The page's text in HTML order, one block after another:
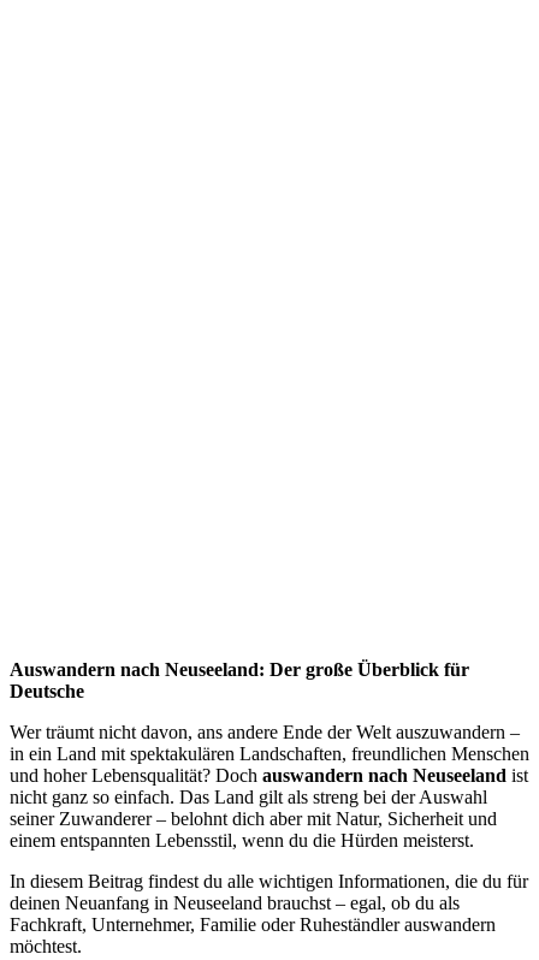
Auswandern nach Neuseeland: Der große Überblick für
Deutsche
Wer träumt nicht davon, ans andere Ende der Welt auszuwandern –
in ein Land mit spektakulären Landschaften, freundlichen Menschen
und hoher Lebensqualität? Doch auswandern nach Neuseeland ist
nicht ganz so einfach. Das Land gilt als streng bei der Auswahl
seiner Zuwanderer – belohnt dich aber mit Natur, Sicherheit und
einem entspannten Lebensstil, wenn du die Hürden meisterst.
In diesem Beitrag findest du alle wichtigen Informationen, die du für
deinen Neuanfang in Neuseeland brauchst – egal, ob du als
Fachkraft, Unternehmer, Familie oder Ruheständler auswandern
möchtest.